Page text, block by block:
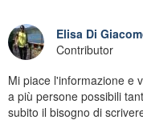
Elisa Di
Contributor
Mi piace l'informazione e
a più persone possibili
subito il bisogno di